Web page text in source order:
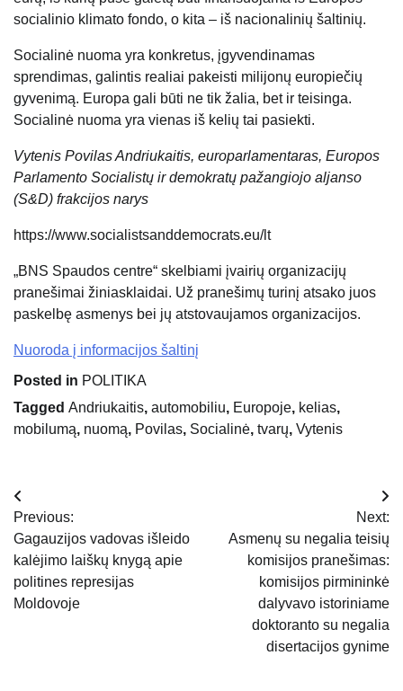
socialinio klimato fondo, o kita – iš nacionalinių šaltinių.
Socialinė nuoma yra konkretus, įgyvendinamas
sprendimas, galintis realiai pakeisti milijonų europiečių
gyvenimą. Europa gali būti ne tik žalia, bet ir teisinga.
Socialinė nuoma yra vienas iš kelių tai pasiekti.
Vytenis Povilas Andriukaitis, europarlamentaras, Europos
Parlamento Socialistų ir demokratų pažangiojo aljanso
(S&D) frakcijos narys
https://www.socialistsanddemocrats.eu/lt
„BNS Spaudos centre“ skelbiami įvairių organizacijų
pranešimai žiniasklaidai. Už pranešimų turinį atsako juos
paskelbę asmenys bei jų atstovaujamos organizacijos.
Nuoroda į informacijos šaltinį
Posted in POLITIKA
Tagged Andriukaitis, automobiliu, Europoje, kelias,
mobilumą, nuomą, Povilas, Socialinė, tvarų, Vytenis
Navigacija
tarp
įrašų
Previous:
Gagauzijos vadovas išleido
kalėjimo laiškų knygą apie
politines represijas
Moldovoje
Next:
Asmenų su negalia teisių
komisijos pranešimas:
komisijos pirmininkė
dalyvavo istoriniame
doktoranto su negalia
disertacijos gynime